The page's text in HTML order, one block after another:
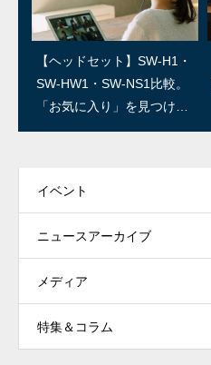
【ヘッドセット】SW-H1・
SW-HW1・SW-NS1比較。
「お気に入り」を見つけよ
う！
SWユーザー訪問：第3回/R
ED IGUANA STUDIO 林さ
ん
イベント
ニュースアーカイブ
メディア
特集＆コラム